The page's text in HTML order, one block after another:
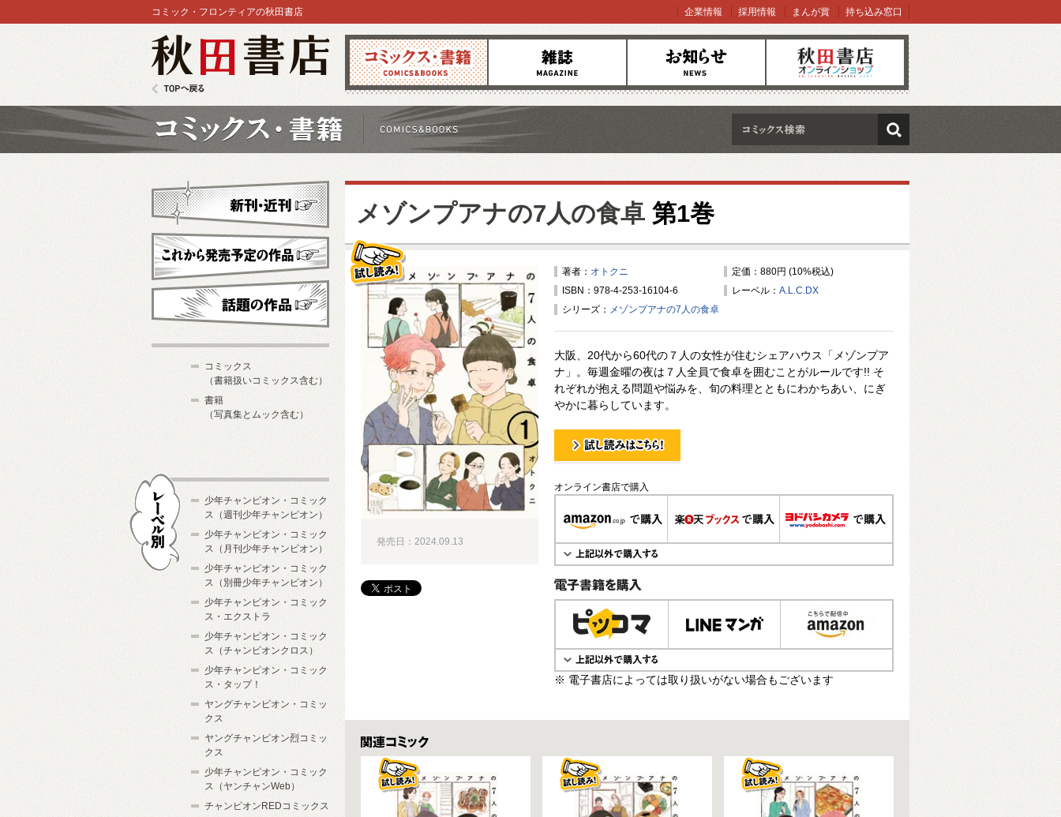
コミックス 雑誌 お知らせ オンラインショップ
コミック・フロンティアの秋田書店 企業情報 採用情報 まんが賞 持ち込み窓口
検索
メゾンプアナの7人の食卓 第1巻
著者： オトクニ
定価：880円 (10%税込)
ISBN：978-4-253-16104-6
レーベル： A.L.C.DX
シリーズ： メゾンプアナの7人の食卓
大阪、20代から60代の７人の女性が住むシェアハウス「メゾンプア
ナ」。毎週金曜の夜は７人全員で食卓を囲むことがルールです!! そ
れぞれが抱える問題や悩みを、旬の料理とともにわかちあい、にぎ
やかに暮らしています。
試し読み！
オンライン書店で購入
電子書籍で購入
※ 電子書店によっては取り扱いがない場合もございます
発売日：2024.09.13
関連コミックス
新刊・近刊
これから発売予定
コミックス
（書籍扱いコミックス含む）
書籍
（写真集とムック含む）
少年チャンピオン・コミック
ス（週刊少年チャンピオン）
少年チャンピオン・コミック
ス（月刊少年チャンピオン）
少年チャンピオン・コミック
ス（別冊少年チャンピオン）
少年チャンピオン・コミック
ス・エクストラ
少年チャンピオン・コミック
ス（チャンピオンクロス）
少年チャンピオン・コミック
ス・タップ！
ヤングチャンピオン・コミッ
クス
ヤングチャンピオン烈コミッ
クス
少年チャンピオン・コミック
ス（ヤンチャンWeb）
チャンピオンREDコミックス